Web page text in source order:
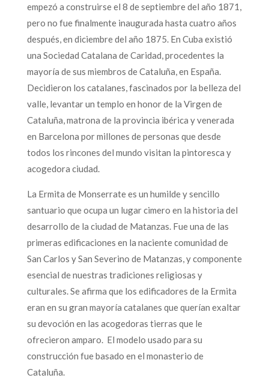
empezó a construirse el 8 de septiembre del año 1871,
pero no fue finalmente inaugurada hasta cuatro años
después, en diciembre del año 1875. En Cuba existió
una Sociedad Catalana de Caridad, procedentes la
mayoría de sus miembros de Cataluña, en España.
Decidieron los catalanes, fascinados por la belleza del
valle, levantar un templo en honor de la Virgen de
Cataluña, matrona de la provincia ibérica y venerada
en Barcelona por millones de personas que desde
todos los rincones del mundo visitan la pintoresca y
acogedora ciudad.
La Ermita de Monserrate es un humilde y sencillo
santuario que ocupa un lugar cimero en la historia del
desarrollo de la ciudad de Matanzas. Fue una de las
primeras edificaciones en la naciente comunidad de
San Carlos y San Severino de Matanzas, y componente
esencial de nuestras tradiciones religiosas y
culturales. Se afirma que los edificadores de la Ermita
eran en su gran mayoría catalanes que querían exaltar
su devoción en las acogedoras tierras que le
ofrecieron amparo. El modelo usado para su
construcción fue basado en el monasterio de
Cataluña.